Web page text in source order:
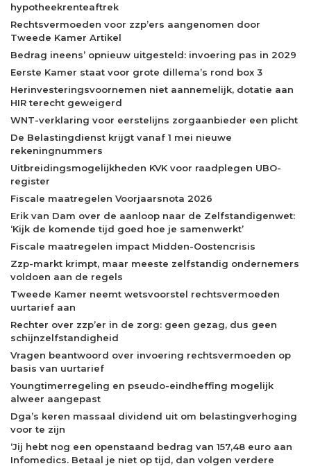
hypotheekrenteaftrek
Rechtsvermoeden voor zzp’ers aangenomen door
Tweede Kamer Artikel
Bedrag ineens’ opnieuw uitgesteld: invoering pas in 2029
Eerste Kamer staat voor grote dillema’s rond box 3
Herinvesteringsvoornemen niet aannemelijk, dotatie aan
HIR terecht geweigerd
WNT-verklaring voor eerstelijns zorgaanbieder een plicht
De Belastingdienst krijgt vanaf 1 mei nieuwe
rekeningnummers
Uitbreidingsmogelijkheden KVK voor raadplegen UBO-
register
Fiscale maatregelen Voorjaarsnota 2026
Erik van Dam over de aanloop naar de Zelfstandigenwet:
‘Kijk de komende tijd goed hoe je samenwerkt’
Fiscale maatregelen impact Midden-Oostencrisis
Zzp-markt krimpt, maar meeste zelfstandig ondernemers
voldoen aan de regels
Tweede Kamer neemt wetsvoorstel rechtsvermoeden
uurtarief aan
Rechter over zzp’er in de zorg: geen gezag, dus geen
schijnzelfstandigheid
Vragen beantwoord over invoering rechtsvermoeden op
basis van uurtarief
Youngtimerregeling en pseudo-eindheffing mogelijk
alweer aangepast
Dga’s keren massaal dividend uit om belastingverhoging
voor te zijn
‘Jij hebt nog een openstaand bedrag van 157,48 euro aan
Infomedics. Betaal je niet op tijd, dan volgen verdere